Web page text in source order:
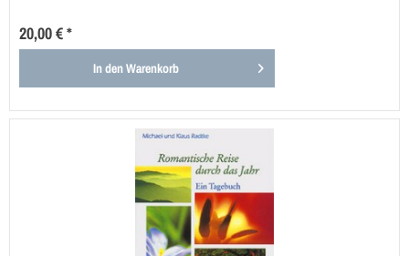
20,00 € *
In denWarenkorb